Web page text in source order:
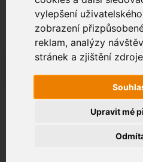
vylepšení
zobrazení
reklam, analýzy
stránek a zjištění
Upravit mé
Zákaznický portál
Jak rychlé je připojení na vaší